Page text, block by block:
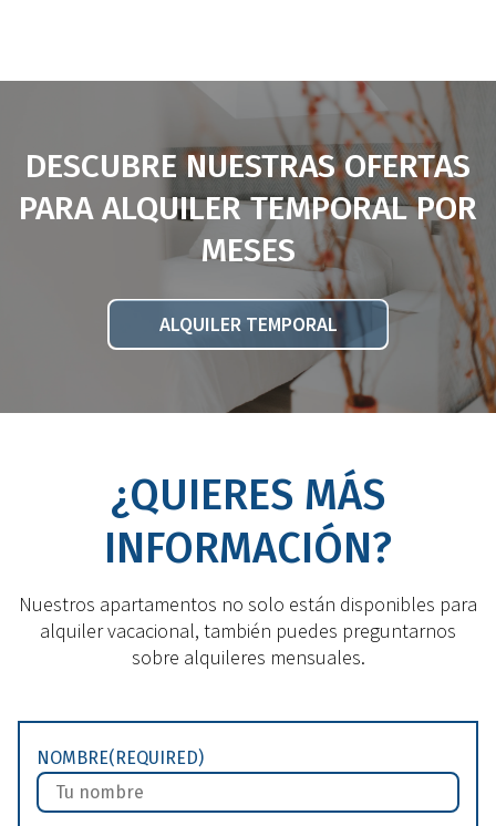
DESCUBRE NUESTRAS OFERTAS
PARA ALQUILER TEMPORAL POR
MESES
ALQUILER TEMPORAL
¿QUIERES MÁS
INFORMACIÓN?
Nuestros apartamentos no solo están disponibles para
alquiler vacacional, también puedes preguntarnos
sobre alquileres mensuales.
NOMBRE(REQUIRED)